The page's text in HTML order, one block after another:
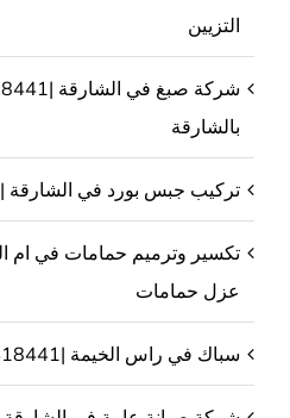
التزيين
بالشارقة
تركيب جبس بورد في الشارقة |0503418441
عزل حمامات
سباك في راس الخيمة |0503418441